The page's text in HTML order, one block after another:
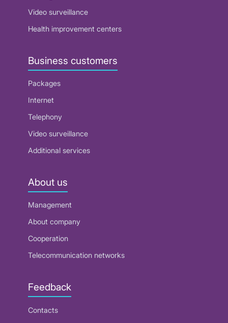
Video surveillance
Health improvement centers
Business customers
Packages
Internet
Telephony
Video surveillance
Additional services
About us
Management
About company
Cooperation
Telecommunication networks
Feedback
Contacts